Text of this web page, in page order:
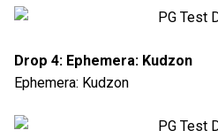
Drop 4: Ephemera: Kudzon
Ephemera: Kudzon